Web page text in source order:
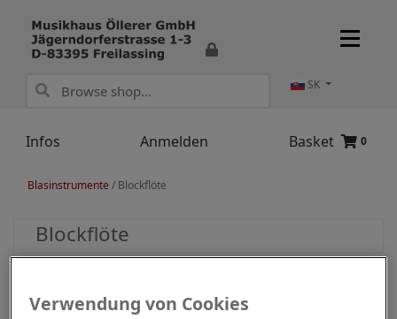
Infos Anmelden Basket 0
SK
Blasinstrumente / Blockflöte
Blockflöte
Verwendung von Cookies